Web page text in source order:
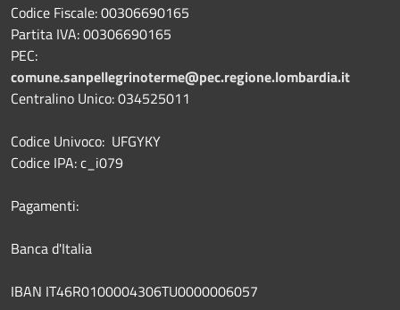
Codice Fiscale: 00306690165
Partita IVA: 00306690165
PEC:
comune.sanpellegrinoterme@pec.regione.lombardia.it
Centralino Unico: 034525011
Codice Univoco: UFGYKY
Codice IPA: c_i079
Pagamenti:
Banca d'Italia
IBAN IT46R0100004306TU0000006057